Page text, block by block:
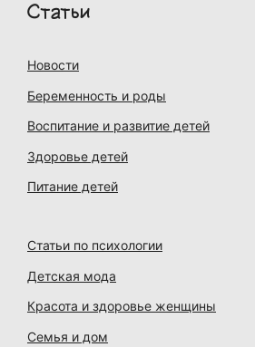
Статьи
Новости
Беременность и роды
Воспитание и развитие детей
Здоровье детей
Питание детей
Статьи по психологии
Детская мода
Красота и здоровье женщины
Семья и дом